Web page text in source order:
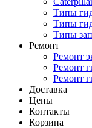
Типы
Типы
Типы
Ремонт
Ремонт
Ремонт
Ремонт
Доставка
Цены
Контакты
Корзина